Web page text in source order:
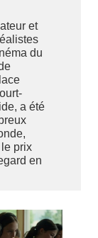
et
du
a été
prix
en